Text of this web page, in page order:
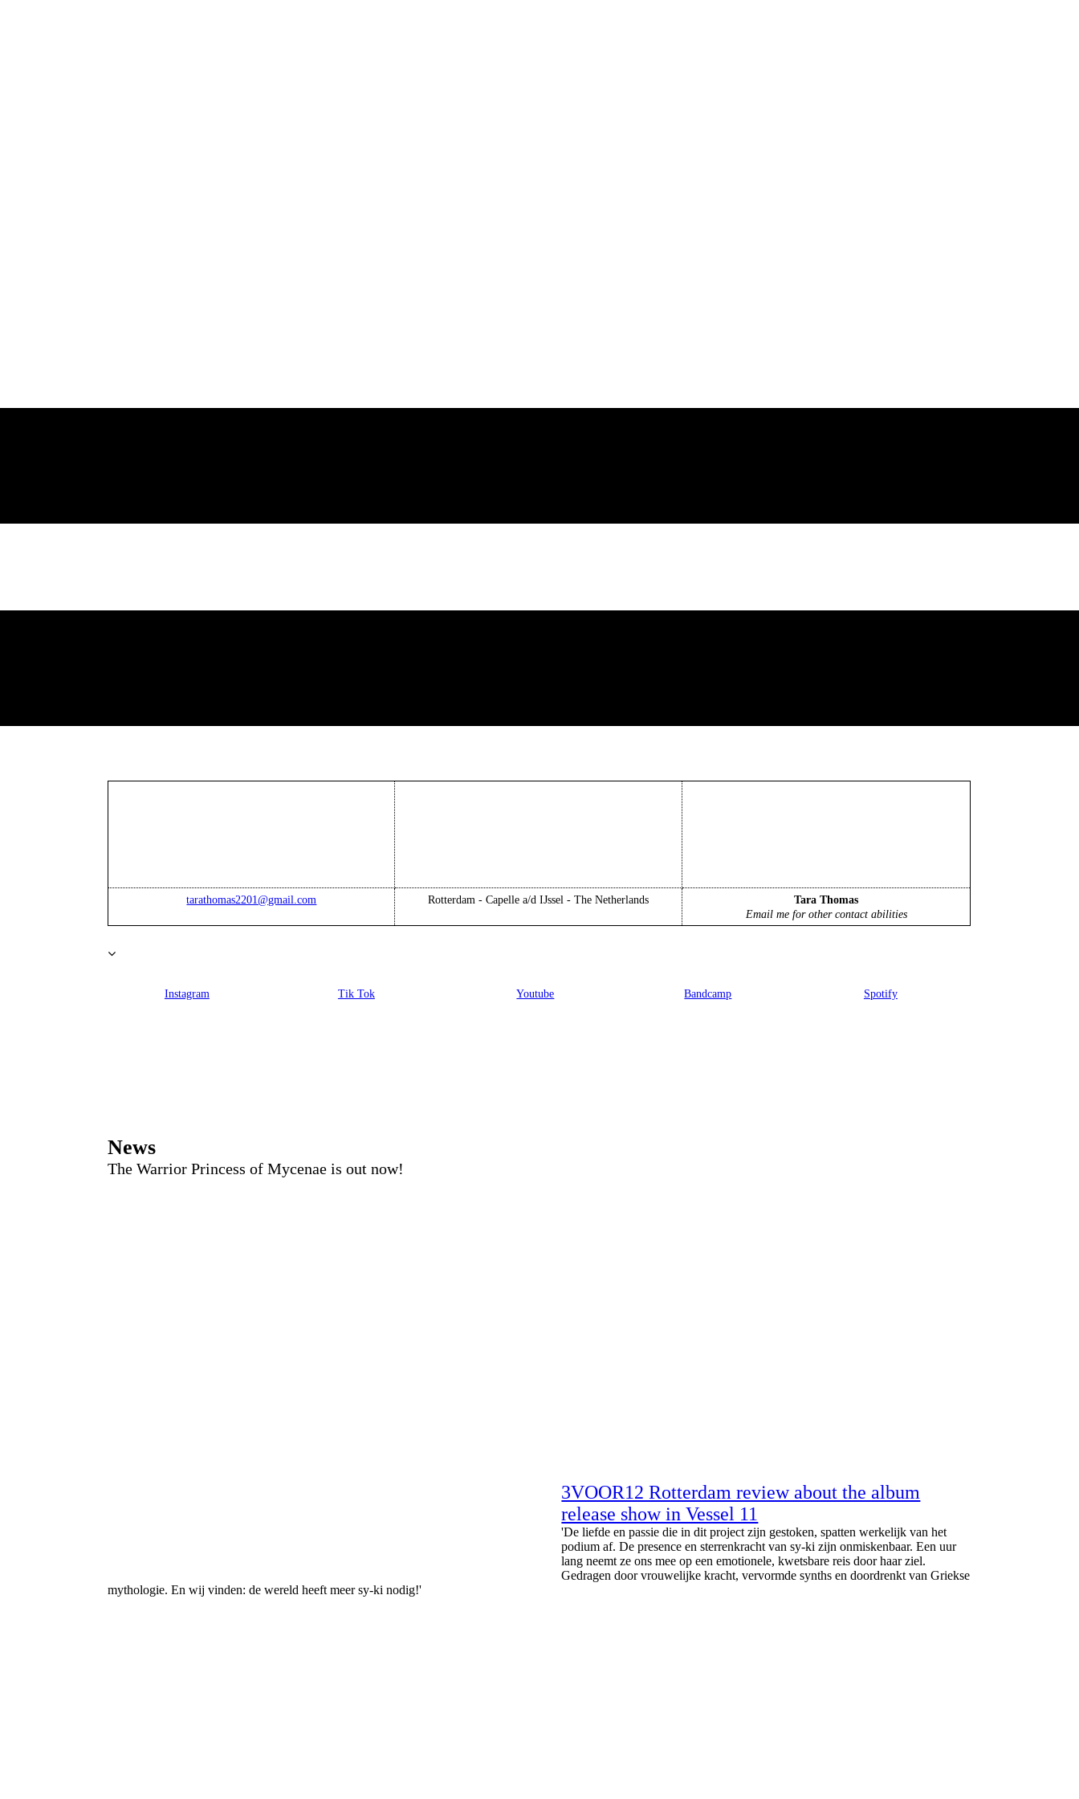
tarathomas2201@gmail.com Rotterdam - Capelle a/d IJssel - The Netherlands
Tara Thomas
Email me for other contact abilities
Instagram Tik Tok Youtube Bandcamp Spotify
News
The Warrior Princess of Mycenae is out now!
3VOOR12 Rotterdam review about the album
release show in Vessel 11
'De liefde en passie die in dit project zijn gestoken, spatten werkelijk van het
podium af. De presence en sterrenkracht van sy-ki zijn onmiskenbaar. Een uur
lang neemt ze ons mee op een emotionele, kwetsbare reis door haar ziel.
Gedragen door vrouwelijke kracht, vervormde synths en doordrenkt van Griekse
mythologie. En wij vinden: de wereld heeft meer sy-ki nodig!'